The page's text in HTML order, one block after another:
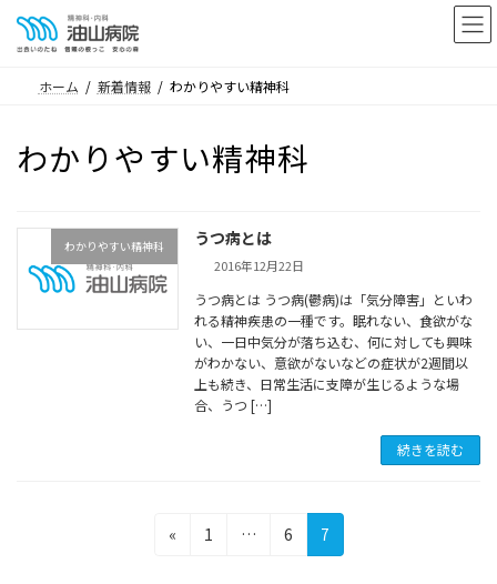
ホーム 新着情報 わかりやすい精神科
わかりやすい精神科
わかりやすい精神科 うつ病とは
2016年12月22日
うつ病とは うつ病(鬱病)は「気分障害」といわ
れる精神疾患の一種です。眠れない、食欲がな
い、一日中気分が落ち込む、何に対しても興味
がわかない、意欲がないなどの症状が2週間以
上も続き、日常生活に支障が生じるような場
合、うつ […]
続きを読む
«
固1 …
固
6
固
定
7